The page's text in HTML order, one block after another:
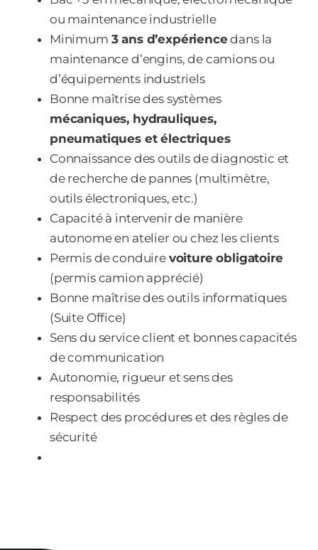
ou maintenance industrielle
Minimum 3 ans d’expériencedans la
maintenance d’engins, de camions ou
d’équipements industriels
Bonne maîtrise des systèmes
mécaniques, hydrauliques,
pneumatiques et électriques
Connaissance des outils de diagnostic et
de recherche de pannes (multimètre,
outils électroniques, etc.)
Capacité à intervenir de manière
autonome en atelier ou chez les clients
Permis de conduire voiture obligatoire
(permis camion apprécié)
Bonne maîtrise des outils informatiques
(Suite Office)
Sens du service client et bonnes capacités
de communication
Autonomie, rigueur et sens des
responsabilités
Respect des procédures et des règles de
sécurité